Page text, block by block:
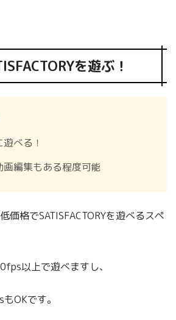
を遊ぶ！
べる！
編集もある程度可能
価格でSATISFACTORYを遊べるスペ
以上で遊べますし、
OKです。